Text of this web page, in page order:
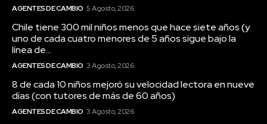
AGENTES DE CAMBIO 5 Agosto, 2026
Chile tiene 300 mil niños menos que hace siete años (y
uno de cada cuatro menores de 5 años sigue bajo la
línea de...
AGENTES DE CAMBIO 3 Agosto, 2026
8 de cada 10 niños mejoró su velocidad lectora en nueve
días (con tutores de más de 60 años)
AGENTES DE CAMBIO 3 Agosto, 2026